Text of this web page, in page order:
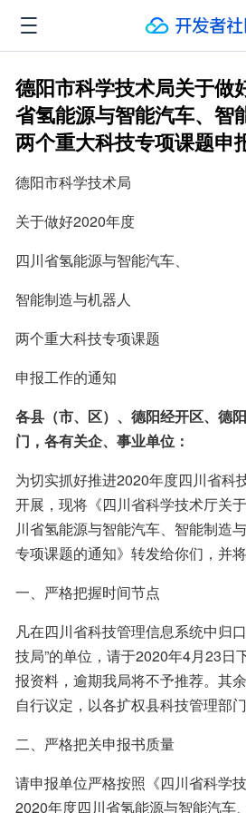
德阳市科学技术局关于做
省氢能源与智能汽车、智
两个重大科技专项课题申
德阳市科学技术局
关于做好2020年度
四川省氢能源与智能汽车、
智能制造与机器人
两个重大科技专项课题
申报工作的通知
各县（市、区）、德阳经开区、德
门，各有关企、事业单位：
为切实抓好推进2020年度四川省科
开展，现将《四川省科学技术厅关
川省氢能源与智能汽车、智能制造
专项课题的通知》转发给你们，并
一、严格把握时间节点
凡在四川省科技管理信息系统中归
技局”的单位，请于2020年4月23日
报资料，逾期我局将不予推荐。其
自行议定，以各扩权县科技管理部门
二、严格把关申报书质量
请申报单位严格按照《四川省科学
2020年度四川省氢能源与智能汽车